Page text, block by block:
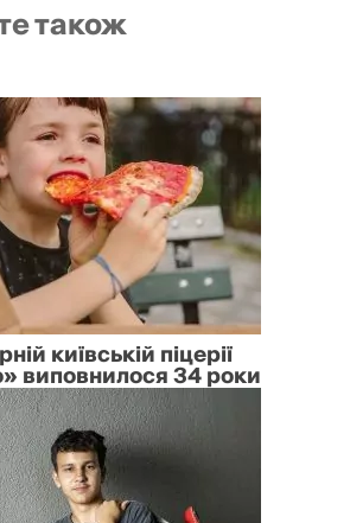
також
київській піцерії
виповнилося 34 роки